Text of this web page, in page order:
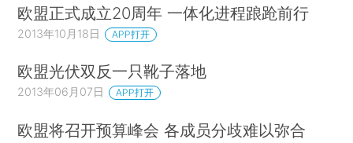
欧盟正式成立20周年 一体化进程踉跄前行
2013年10月18日 APP打开
欧盟光伏双反一只靴子落地
2013年06月07日 APP打开
欧盟将召开预算峰会 各成员分歧难以弥合